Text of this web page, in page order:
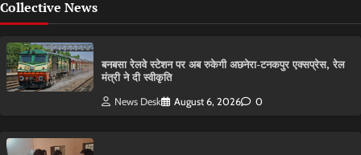
Collective News
बनबसा रेलवे स्टेशन पर अब रुकेगी अछनेरा-टनकपुर एक्सप्रेस, रेल
मंत्री ने दी स्वीकृति
News Desk August 6, 2026 0